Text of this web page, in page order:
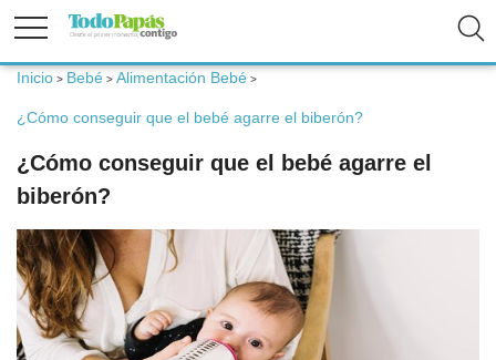
Embarazo
Bebé
Niños
Inicio > Bebé > Alimentación Bebé >
¿Cómo conseguir que el bebé agarre el biberón?
¿Cómo conseguir que el bebé agarre el
biberón?